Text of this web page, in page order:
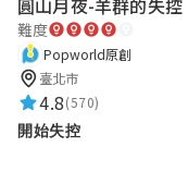
2024-10-15
難度
Popworld原創
臺北市
4.8(570)
開始失控